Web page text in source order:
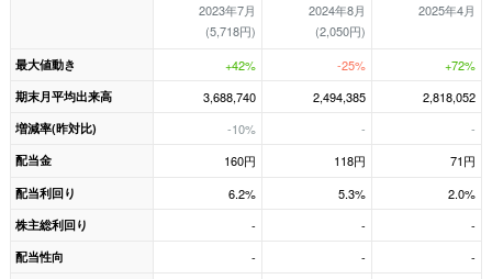
2023年7月
(5,718円)
2024年8月
(2,050円)
2025年4月
最大値動き +42% -25% +72%
期末月平均出来高 3,688,740 2,494,385 2,818,052
増減率(昨対比) -10% - -
配当金 160円 118円 71円
配当利回り 6.2% 5.3% 2.0%
株主総利回り - - -
配当性向 - - -